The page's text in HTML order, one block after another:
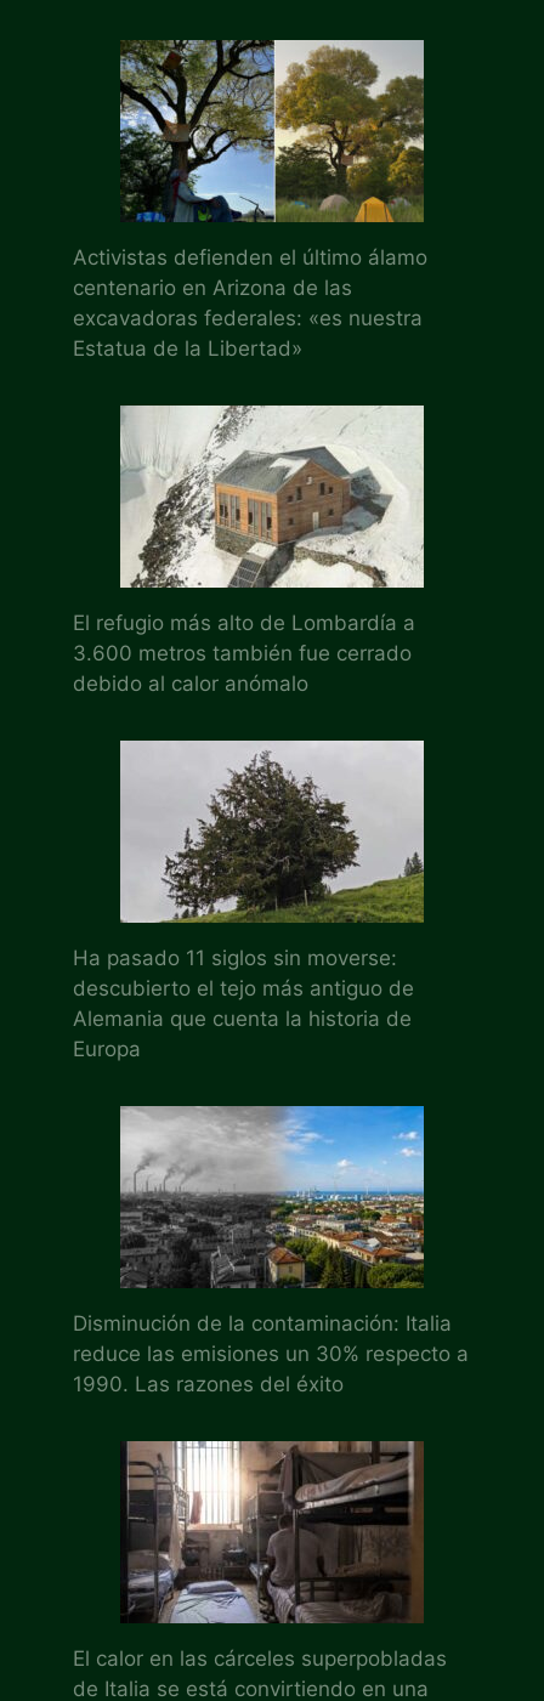
Activistas defienden el último álamo
centenario en Arizona de las
excavadoras federales: «es nuestra
Estatua de la Libertad»
El refugio más alto de Lombardía a
3.600 metros también fue cerrado
debido al calor anómalo
Ha pasado 11 siglos sin moverse:
descubierto el tejo más antiguo de
Alemania que cuenta la historia de
Europa
Disminución de la contaminación: Italia
reduce las emisiones un 30% respecto a
1990. Las razones del éxito
El calor en las cárceles superpobladas
de Italia se está convirtiendo en una